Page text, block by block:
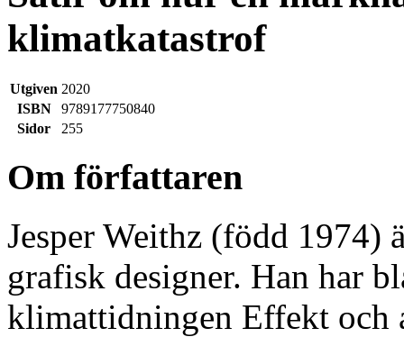
klimatkatastrof
Utgiven 2020
ISBN
9789177750840
Sidor
255
Om författaren
Jesper Weithz (född 1974)
grafisk designer. Han har
klimattidningen Effekt och